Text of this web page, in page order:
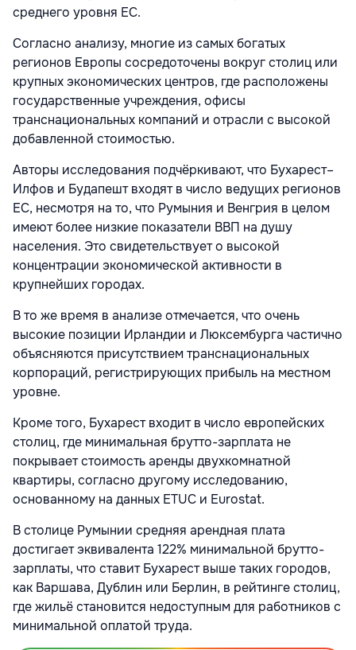
среднего уровня ЕС.
Согласно анализу, многие из самых богатых
регионов Европы сосредоточены вокруг столиц или
крупных экономических центров, где расположены
государственные учреждения, офисы
транснациональных компаний и отрасли с высокой
добавленной стоимостью.
Авторы исследования подчёркивают, что Бухарест–
Илфов и Будапешт входят в число ведущих регионов
ЕС, несмотря на то, что Румыния и Венгрия в целом
имеют более низкие показатели ВВП на душу
населения. Это свидетельствует о высокой
концентрации экономической активности в
крупнейших городах.
В то же время в анализе отмечается, что очень
высокие позиции Ирландии и Люксембурга частично
объясняются присутствием транснациональных
корпораций, регистрирующих прибыль на местном
уровне.
Кроме того, Бухарест входит в число европейских
столиц, где минимальная брутто-зарплата не
покрывает стоимость аренды двухкомнатной
квартиры, согласно другому исследованию,
основанному на данных ETUC и Eurostat.
В столице Румынии средняя арендная плата
достигает эквивалента 122% минимальной брутто-
зарплаты, что ставит Бухарест выше таких городов,
как Варшава, Дублин или Берлин, в рейтинге столиц,
где жильё становится недоступным для работников с
минимальной оплатой труда.